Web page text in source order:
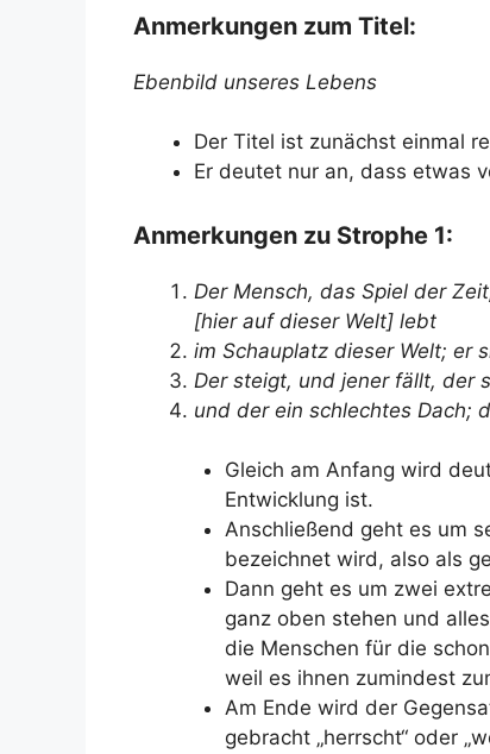
Anmerkungen zum Titel:
Ebenbild unseres Lebens
Der Titel ist zunächst einmal
Er deutet nur an, dass etwas
Anmerkungen zu Strophe 1:
Der Mensch, das Spiel der
[hier auf dieser Welt] lebt
im Schauplatz dieser Welt; er
Der steigt, und jener fällt, der
und der ein schlechtes Dach;
Gleich am Anfang wird
Entwicklung ist.
Anschließend geht es um
bezeichnet wird, also als
Dann geht es um zwei
ganz oben stehen und
die Menschen für die
weil es ihnen zumindest
Am Ende wird der
gebracht „herrscht“ oder